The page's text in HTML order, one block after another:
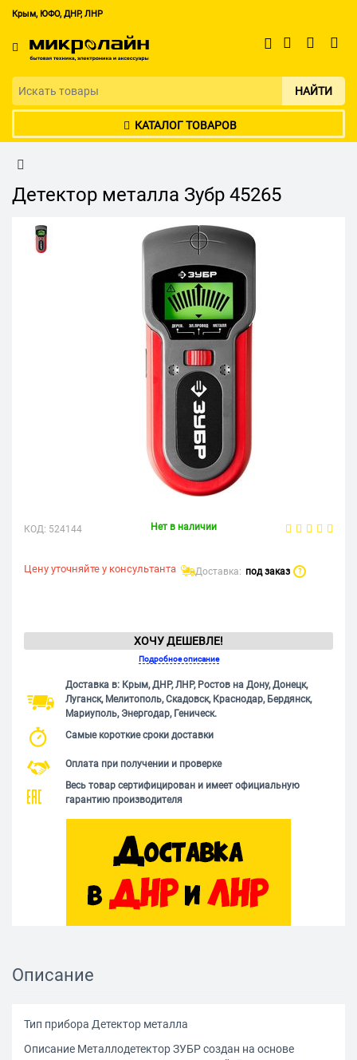
Крым, ЮФО, ДНР, ЛНР
НАЙТИ
КАТАЛОГ ТОВАРОВ
Детектор металла Зубр 45265
КОД: 524144 Нет в наличии
Цену уточняйте у консультанта Доставка: под заказ ?
ХОЧУ ДЕШЕВЛЕ!
Подробное описание
Доставка в: Крым, ДНР, ЛНР, Ростов на Дону, Донецк,
Луганск, Мелитополь, Скадовск, Краснодар, Бердянск,
Мариуполь, Энергодар, Геническ.
Самые короткие сроки доставки
Оплата при получении и проверке
Весь товар сертифицирован и имеет официальную
гарантию производителя
Описание
Тип прибора Детектор металла
Описание Металлодетектор ЗУБР создан на основе